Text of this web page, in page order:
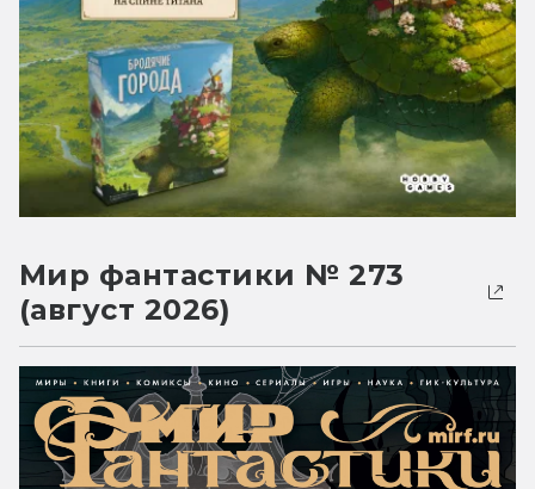
Мир фантастики № 273
(август 2026)